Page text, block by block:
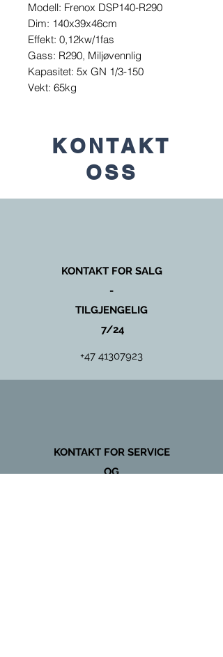
Modell: Frenox DSP140-R290
Dim: 140x39x46cm
Effekt: 0,12kw/1fas
Gass: R290, Miljøvennlig
Kapasitet: 5x GN 1/3-150
Vekt: 65kg
KONTAKT
OSS
KONTAKT FOR SALG
-
TILGJENGELIG
7/24
+47 41307923
KONTAKT FOR SERVICE
OG